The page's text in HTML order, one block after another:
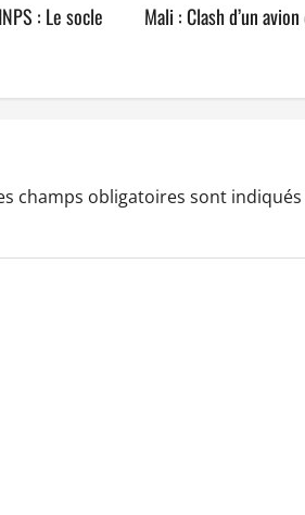
: Le socle
Mali : Clash d’un
champs obligatoires sont indiqués